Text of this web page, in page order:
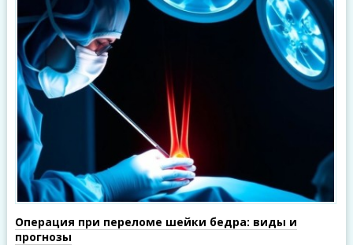
Операция при переломе шейки бедра: виды и
прогнозы